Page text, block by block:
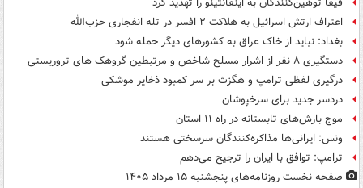
فیفا توهین‌کنندگان به اینفانتینو را تهدید کرد
اعتراف ارتش اسرائیل به هلاکت ۲ افسر در تله انفجاری حزب‌الله
بغداد: نباید از خاک عراق به کشورهای دیگر حمله شود
دستگیری ۸ نفر از اشرار مسلح شاخص و مرتبطین گروهک های تروریستی
درگیری لفظی ترامپ و هگزث بر سر کمبود ذخایر موشکی
دردسر جدید برای سرخپوشان
موج بارش‌های تابستانه در راه ۱۱ استان
ونس: ایرانی‌ها مذاکره‌کنندگان سرسختی هستند
ترامپ: توافق با ایران را ترجیح می‌دهم
صفحه نخست روزنامه‌های پنجشنبه ۱۵ مرداد ۱۴۰۵